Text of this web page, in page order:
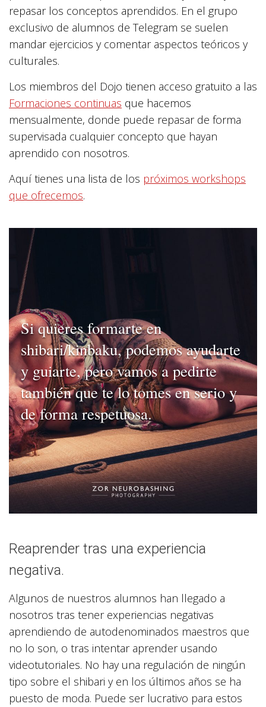
repasar los conceptos aprendidos. En el grupo
exclusivo de alumnos de Telegram se suelen
mandar ejercicios y comentar aspectos teóricos y
culturales.
Los miembros del Dojo tienen acceso gratuito a las
Formaciones continuas que hacemos
mensualmente, donde puede repasar de forma
supervisada cualquier concepto que hayan
aprendido con nosotros.
Aquí tienes una lista de los próximos workshops
que ofrecemos.
Si quieres formarte en
shibari/kinbaku, podemos ayudarte
y guiarte, pero vamos a pedirte
también que te lo tomes en serio y
de forma respetuosa.
Reaprender tras una experiencia
negativa.
Algunos de nuestros alumnos han llegado a
nosotros tras tener experiencias negativas
aprendiendo de autodenominados maestros que
no lo son, o tras intentar aprender usando
videotutoriales. No hay una regulación de ningún
tipo sobre el shibari y en los últimos años se ha
puesto de moda. Puede ser lucrativo para estos